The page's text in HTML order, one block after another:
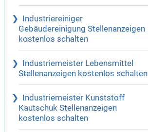
Industriereiniger
Gebäudereinigung Stellenanzeigen
kostenlos schalten
Industriemeister Lebensmittel
Stellenanzeigen kostenlos schalten
Industriemeister Kunststoff
Kautschuk Stellenanzeigen
kostenlos schalten